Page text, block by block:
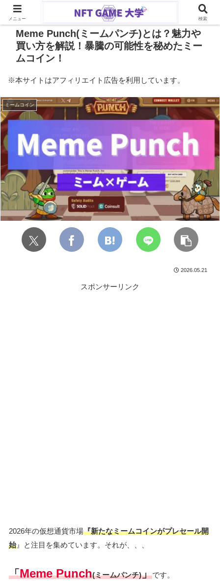
PR
Meme Punch(ミームパンチ)とは？魅力や
買い方を解説！暴騰の可能性を秘めたミー
ムコイン！
※本サイトはアフィリエイト広告を利用しています。
ミームコイン
2026.05.21
スポンサーリンク
2026年の仮想通貨市場『新たなミームコインがプレセール開
始 』と注目を集めています。それが、、、
「Meme Punch(ミームパンチ)」です。
メニュー 検索